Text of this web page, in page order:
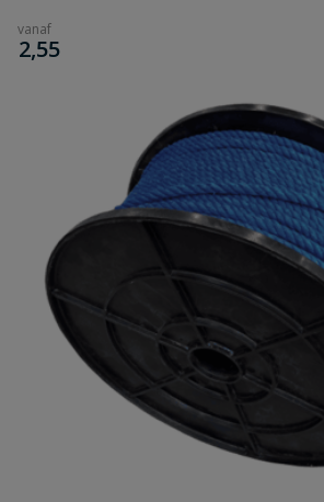
vanaf
€
2,55